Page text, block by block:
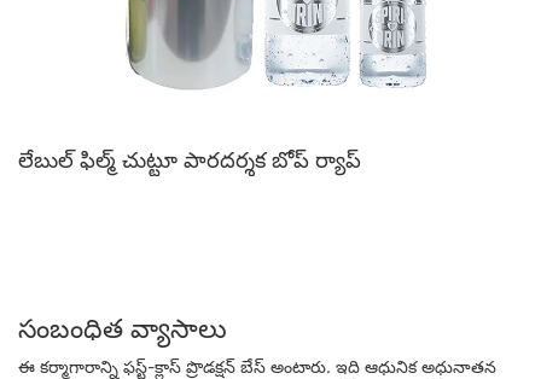
లేబుల్ ఫిల్మ్ చుట్టూ పారదర్శక బోప్ ర్యాప్
సంబంధిత వ్యాసాలు
ఈ కర్మాగారాన్ని ఫస్ట్-క్లాస్ ప్రొడక్షన్ బేస్ అంటారు. ఇది ఆధునిక అధునాతన